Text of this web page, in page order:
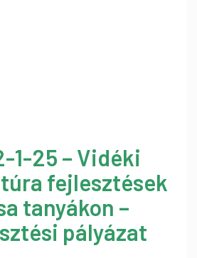
1-25 – Vidéki
fejlesztések
tanyákon –
pályázat